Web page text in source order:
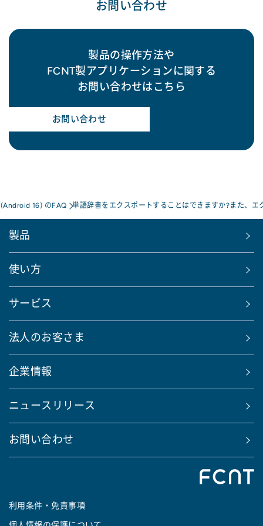
お問い合わせ
製品の操作方法や
FCNT製アプリケーションに関する
お問い合わせはこちら
お問い合わせ
16) のFAQ 単語辞書をエクスポートすることはできますか?また、
製品
使い方
サービス
法人のお客さま
企業情報
ニュースリリース
お問い合わせ
利用条件・免責事項